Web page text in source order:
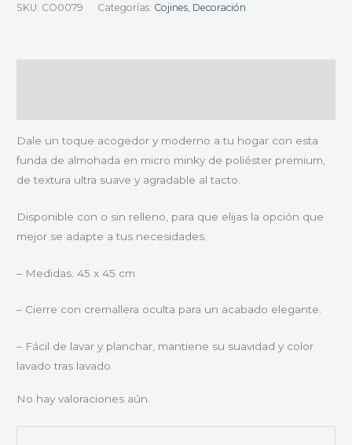
SKU: CO0079 Categorías: Cojines, Decoración
Dale un toque acogedor y moderno a tu hogar con esta
funda de almohada en micro minky de poliéster premium,
de textura ultra suave y agradable al tacto.
Disponible con o sin relleno, para que elijas la opción que
mejor se adapte a tus necesidades.
– Medidas: 45 x 45 cm
– Cierre con cremallera oculta para un acabado elegante.
– Fácil de lavar y planchar, mantiene su suavidad y color
lavado tras lavado.
No hay valoraciones aún.